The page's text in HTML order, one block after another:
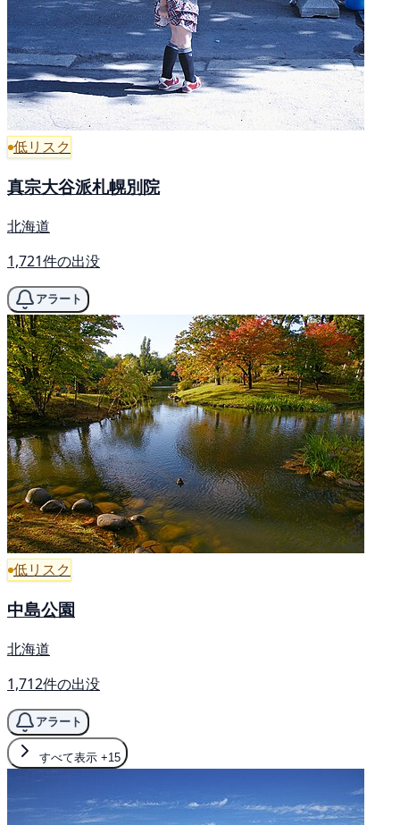
低リスク
真宗大谷派札幌別院
北海道
1,721件の出没
アラート
低リスク
中島公園
北海道
1,712件の出没
アラート
すべて表示 +15